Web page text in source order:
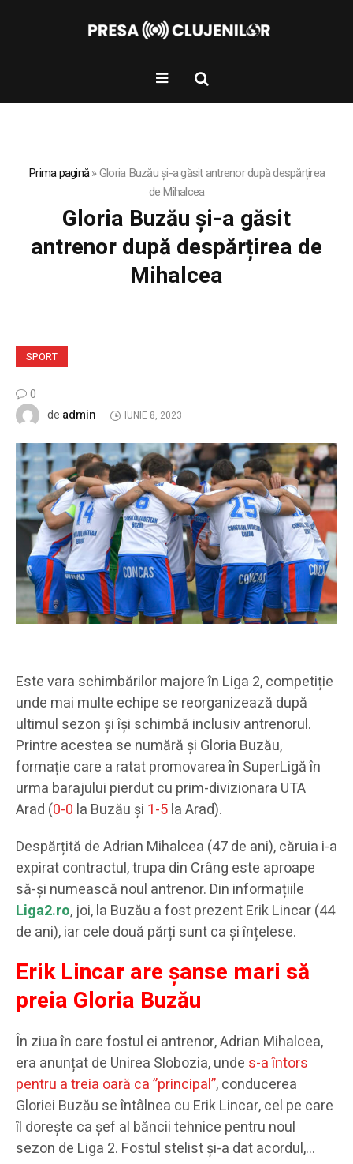
Prima pagină»Gloria Buzău și-a găsit antrenor după despărțirea
de Mihalcea
Gloria Buzău și-a găsit
antrenor după despărțirea de
Mihalcea
SPORT
0
de admin IUNIE 8, 2023
Este vara schimbărilor majore în Liga 2, competiție
unde mai multe echipe se reorganizează după
ultimul sezon și își schimbă inclusiv antrenorul.
Printre acestea se numără și Gloria Buzău,
formație care a ratat promovarea în SuperLigă în
urma barajului pierdut cu prim-divizionara UTA
Arad (0-0 la Buzău și 1-5la Arad).
Despărțită de Adrian Mihalcea (47 de ani), căruia i-a
expirat contractul, trupa din Crâng este aproape
să-și numească noul antrenor. Din informațiile
Liga2.ro, joi, la Buzău a fost prezent Erik Lincar (44
de ani), iar cele două părți sunt ca și înțelese.
Erik Lincar are șanse mari să
preia Gloria Buzău
În ziua în care fostul ei antrenor, Adrian Mihalcea,
era anunțat de Unirea Slobozia, unde s-a întors
pentru a treia oară ca ”principal”, conducerea
Gloriei Buzău se întâlnea cu Erik Lincar, cel pe care
îl dorește ca șef al băncii tehnice pentru noul
sezon de Liga 2. Fostul stelist și-a dat acordul,…